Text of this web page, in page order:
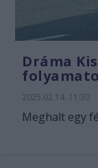
Dráma
2025.02.14. 11:30
Meghalt egy